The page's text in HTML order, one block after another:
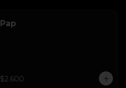
Pap
$2.600